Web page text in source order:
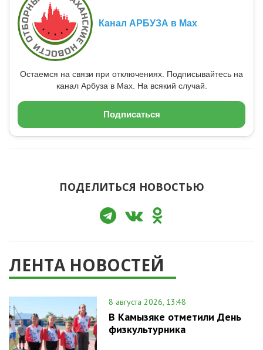
Канал АРБУЗА в Max
Остаемся на связи при отключениях. Подписывайтесь на
канал Арбуза в Max. На всякий случай.
Подписаться
ПОДЕЛИТЬСЯ НОВОСТЬЮ
ЛЕНТА НОВОСТЕЙ
8 августа 2026, 13:48
В Камызяке отметили День
физкультурника